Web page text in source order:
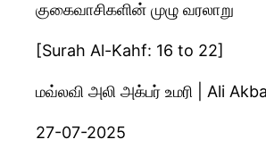
குகைவாசிகளின் முழு வரலாறு
[Surah Al-Kahf: 16 to 22]
மவ்லவி அலி அக்பர் உமரி | Ali
27-07-2025